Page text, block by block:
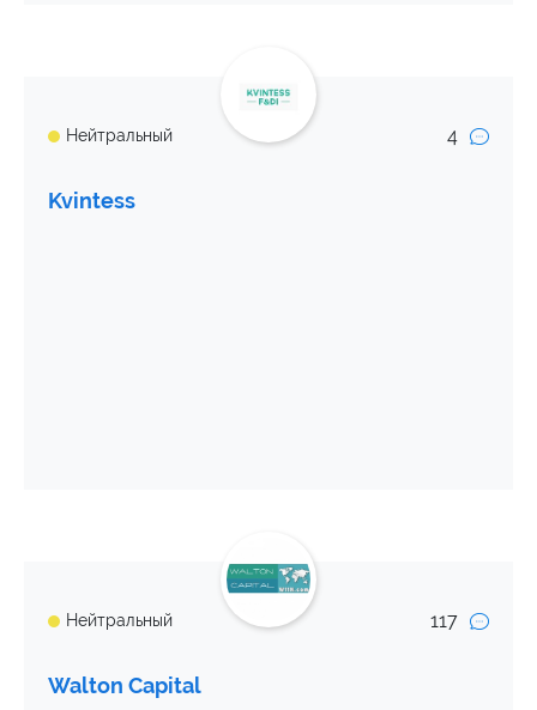
Нейтральный 4
Kvintess
Нейтральный 117
Walton Capital